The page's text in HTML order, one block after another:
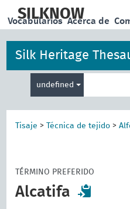
main
SILKNOW
Vocabularios Acerca de
Silk Heritage
undefined
Tisaje > Técnica de tejido >
TÉRMINO PREFERIDO
Alcatifa